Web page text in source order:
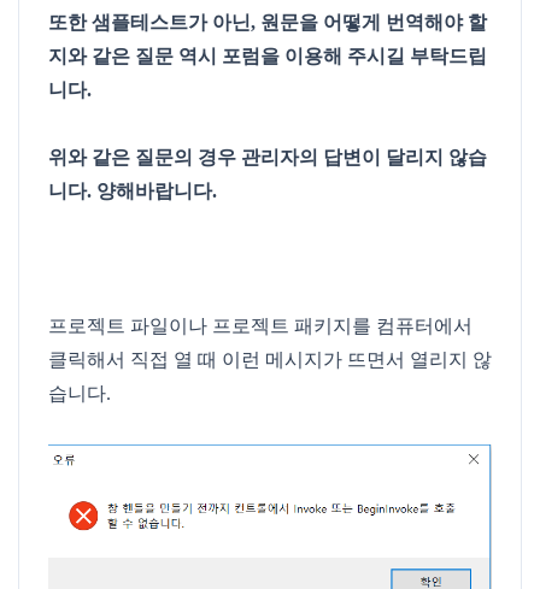
또한 샘플테스트가 아닌, 원문을 어떻게 번역해야 할
지와 같은 질문 역시 포럼을 이용해 주시길 부탁드립
니다.
위와 같은 질문의 경우 관리자의 답변이 달리지 않습
니다. 양해바랍니다.
프로젝트 파일이나 프로젝트 패키지를 컴퓨터에서
클릭해서 직접 열 때 이런 메시지가 뜨면서 열리지 않
습니다.